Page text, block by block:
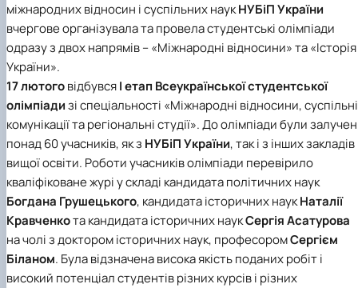
міжнародних відносин і суспільних наукНУБіП України
вчергове організувала та провела студентські олімпіади
одразу з двох напрямів –«Міжнародні відносини»та«Історія
України».
17 лютоговідбувсяІ етап Всеукраїнської студентської
олімпіадизі спеціальності «Міжнародні відносини, суспільні
комунікації та регіональні студії». До олімпіади були
понад 60 учасників, як з НУБіП України, так і з інших закладів
вищої освіти. Роботи учасників олімпіади перевірило
кваліфіковане журі у складі кандидата політичних наук
Богдана Грушецького, кандидата історичних наукНаталії
Кравченкота кандидата історичних наукСергія Асатурова
на чолі з доктором історичних наук, професоромСергієм
Біланом. Була відзначена висока якість поданих робіт і
високий потенціал студентів різних курсів і різних